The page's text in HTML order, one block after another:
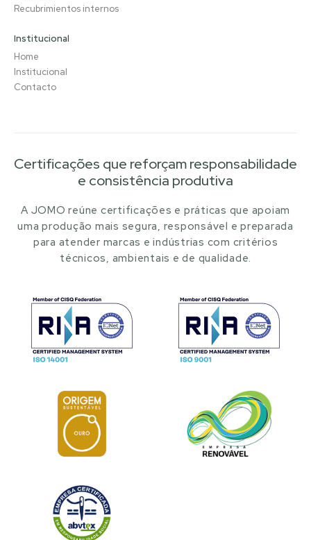
Recubrimientos internos
Institucional
Home
Institucional
Contacto
Certificações que reforçam responsabilidade
e consistência produtiva
A JOMO reúne certificações e práticas que apoiam
uma produção mais segura, responsável e preparada
para atender marcas e indústrias com critérios
técnicos, ambientais e de qualidade.